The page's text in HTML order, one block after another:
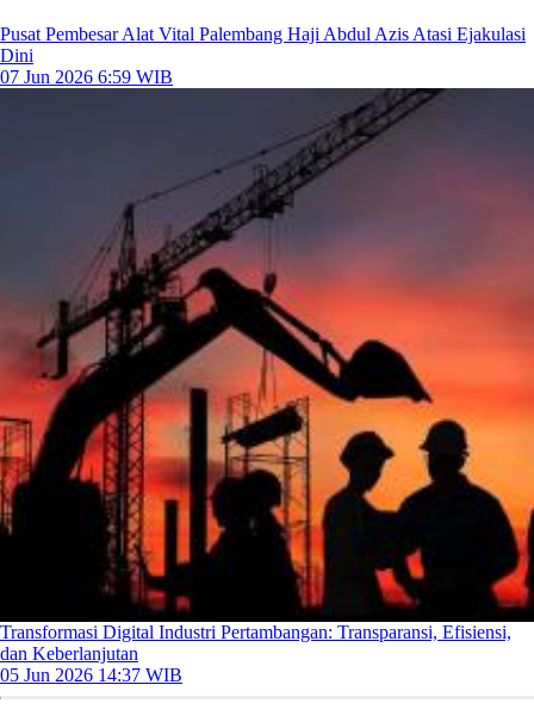
Pusat Pembesar Alat Vital Palembang Haji Abdul Azis Atasi Ejakulasi
Dini
07 Jun 2026 6:59 WIB
Transformasi Digital Industri Pertambangan: Transparansi, Efisiensi,
dan Keberlanjutan
05 Jun 2026 14:37 WIB